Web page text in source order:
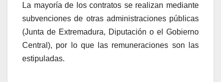
La mayoría de los contratos se realizan mediante
subvenciones de otras administraciones públicas
(Junta de Extremadura, Diputación o el Gobierno
Central), por lo que las remuneraciones son las
estipuladas.